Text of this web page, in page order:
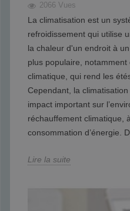
2066 Vues
La climatisation est un
refroidissement qui utilise
la chaleur d'un endroit à
plus populaire,
climatique, qui rend les
Cependant, la
impact important sur
réchauffement climatique,
consommation d’énergie.
Lire la suite